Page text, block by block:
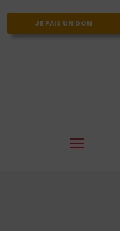
JE FAIS UN DON